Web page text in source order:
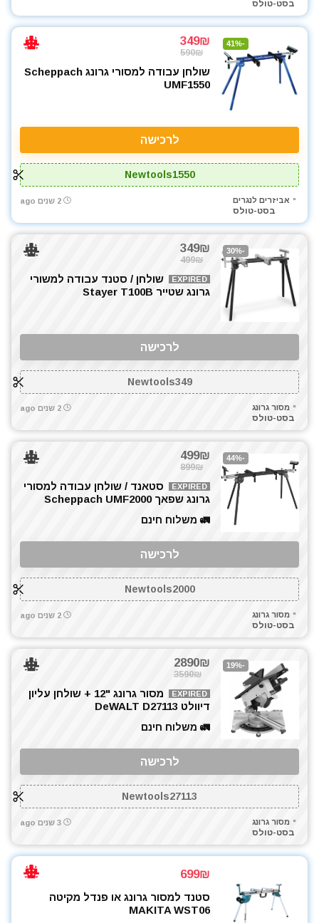
מסור שרשרת
מסרק דשא סינטטי
מערבל דבק / צבע
מפוח עלים
מפתח רטיטה 1/2"
מקדחה רוטטת
מקצועות
משחזת ציר
סכינים וכלי בישול
עגלת כלים
פלס לייזר
קומבו 4 כלים
קומבו 5 כלים
קומבו 6 כלים
קומבו מברגות
קונגו / פטיש חציבה
רתכת אלקטרונית
בסט-טולס
-41%
349₪
590₪
שולחן עבודה למסורי גרונג Scheppach
UMF1550
לרכישה
Newtools1550
אביזרים לנגרים
בסט-טולס
2 שנים ago
-30%
349₪
499₪
EXPIRED
שולחן / סטנד עבודה למשורי
גרונג שטייר Stayer T100B
לרכישה
Newtools349
מסור גרונג
בסט-טולס
2 שנים ago
-44%
499₪
899₪
EXPIRED
סטאנד / שולחן עבודה למסורי
גרונג שפאך Scheppach UMF2000
🚛 משלוח חינם
לרכישה
Newtools2000
מסור גרונג
בסט-טולס
2 שנים ago
-19%
2890₪
3590₪
EXPIRED
מסור גרונג "12 + שולחן עליון
דיוולט DeWALT D27113
🚛 משלוח חינם
לרכישה
Newtools27113
מסור גרונג
בסט-טולס
3 שנים ago
699₪
סטנד למסור גרונג או פנדל מקיטה
MAKITA WST06